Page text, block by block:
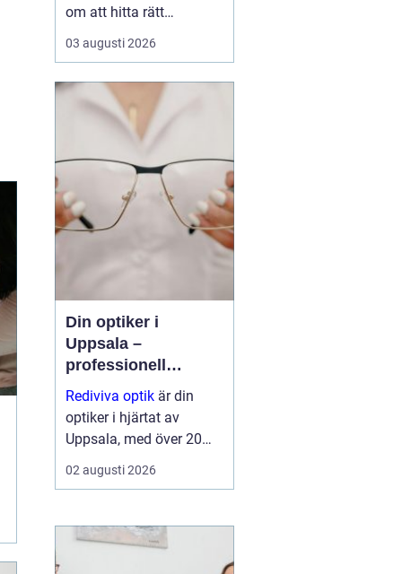
om att hitta rätt
kompetens för utredning,
behandling och
svårigheter med språk,
tal, läsning, skrivning
eller matematik. Många
vänder si...
03 augusti 2026
Din optiker i
Uppsala –
professionell
synvård nära dig
Rediviva optik är din
optiker i hjärtat av
Uppsala, med över 20
års erfarenhet av att
hjälpa invånarna i
och erbjuder ett brett
utbud av bågar och
02 augusti 2026